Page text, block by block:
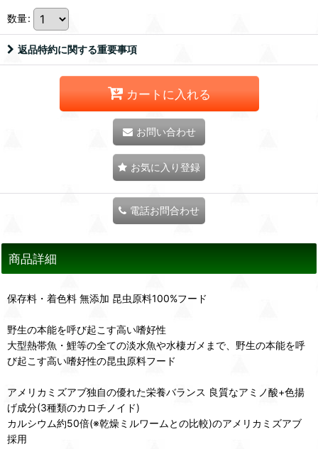
数量:
返品特約に関する重要事項
カートに入れる
お問い合わせ
お気に入り登録
電話お問合わせ
商品詳細
保存料・着色料 無添加 昆虫原料100%フード
野生の本能を呼び起こす高い嗜好性
大型熱帯魚・鯉等の全ての淡水魚や水棲ガメまで、野生の本能を呼
び起こす高い嗜好性の昆虫原料フード
アメリカミズアブ独自の優れた栄養バランス 良質なアミノ酸+色揚
げ成分(3種類のカロチノイド)
カルシウム約50倍(※乾燥ミルワームとの比較)のアメリカミズアブ
採用